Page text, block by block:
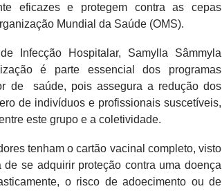
eficazes e protegem contra as cepas
Mundial da Saúde (OMS).
Infecção Hospitalar, Samylla Sâmmyla
é parte essencial dos programas
de saúde, pois assegura a redução dos
de indivíduos e profissionais suscetíveis,
este grupo e a coletividade.
tenham o cartão vacinal completo, visto
se adquirir proteção contra uma doença
o risco de adoecimento ou de